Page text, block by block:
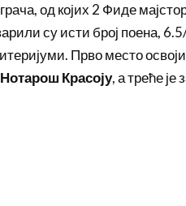
од којих 2 Фиде
су исти број поена,
Прво место
Красоју, а треће је